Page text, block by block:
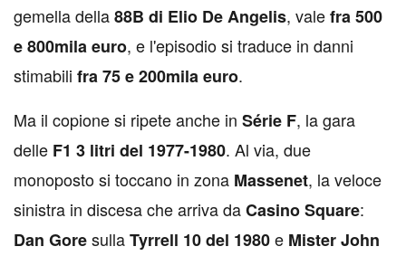
gemella della88B di Elio De Angelis, valefra 500
e 800mila euro, e l'episodio si traduce in danni
stimabili fra 75 e 200mila euro.
Ma il copione si ripete anche in Série F, la gara
delle F1 3 litri del 1977-1980. Al via, due
monoposto si toccano in zona Massenet, la veloce
sinistra in discesa che arriva daCasino Square:
Dan GoresullaTyrrell 10 del 1980e Mister John